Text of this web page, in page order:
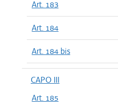
Art. 183
Art. 184
Art. 184 bis
CAPO III
Art. 185